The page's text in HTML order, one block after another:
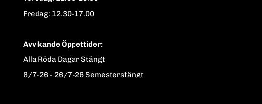
Fredag: 12.30-17.00
Avvikande Öppettider:
Alla Röda Dagar Stängt
8/7-26 - 26/7-26 Semesterstängt